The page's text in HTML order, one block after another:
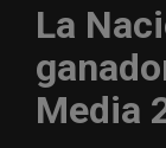
La
Media